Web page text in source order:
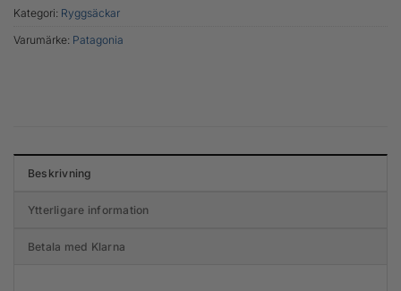
Kategori: Ryggsäckar
Varumärke: Patagonia
Beskrivning
Ytterligare information
Betala med Klarna